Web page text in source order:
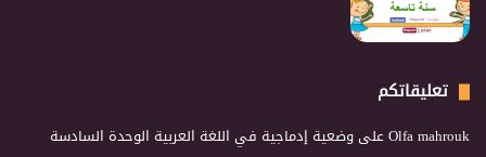
تعليقاتكم
Olfa mahroukعلى وضعية إدماجية في اللغة العربية الوحدة السادسة